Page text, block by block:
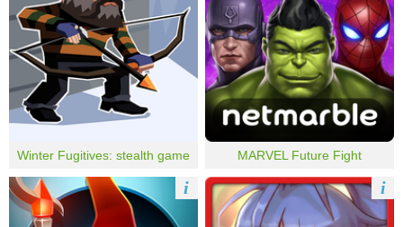
Winter Fugitives: stealth game MARVEL Future Fight
i i